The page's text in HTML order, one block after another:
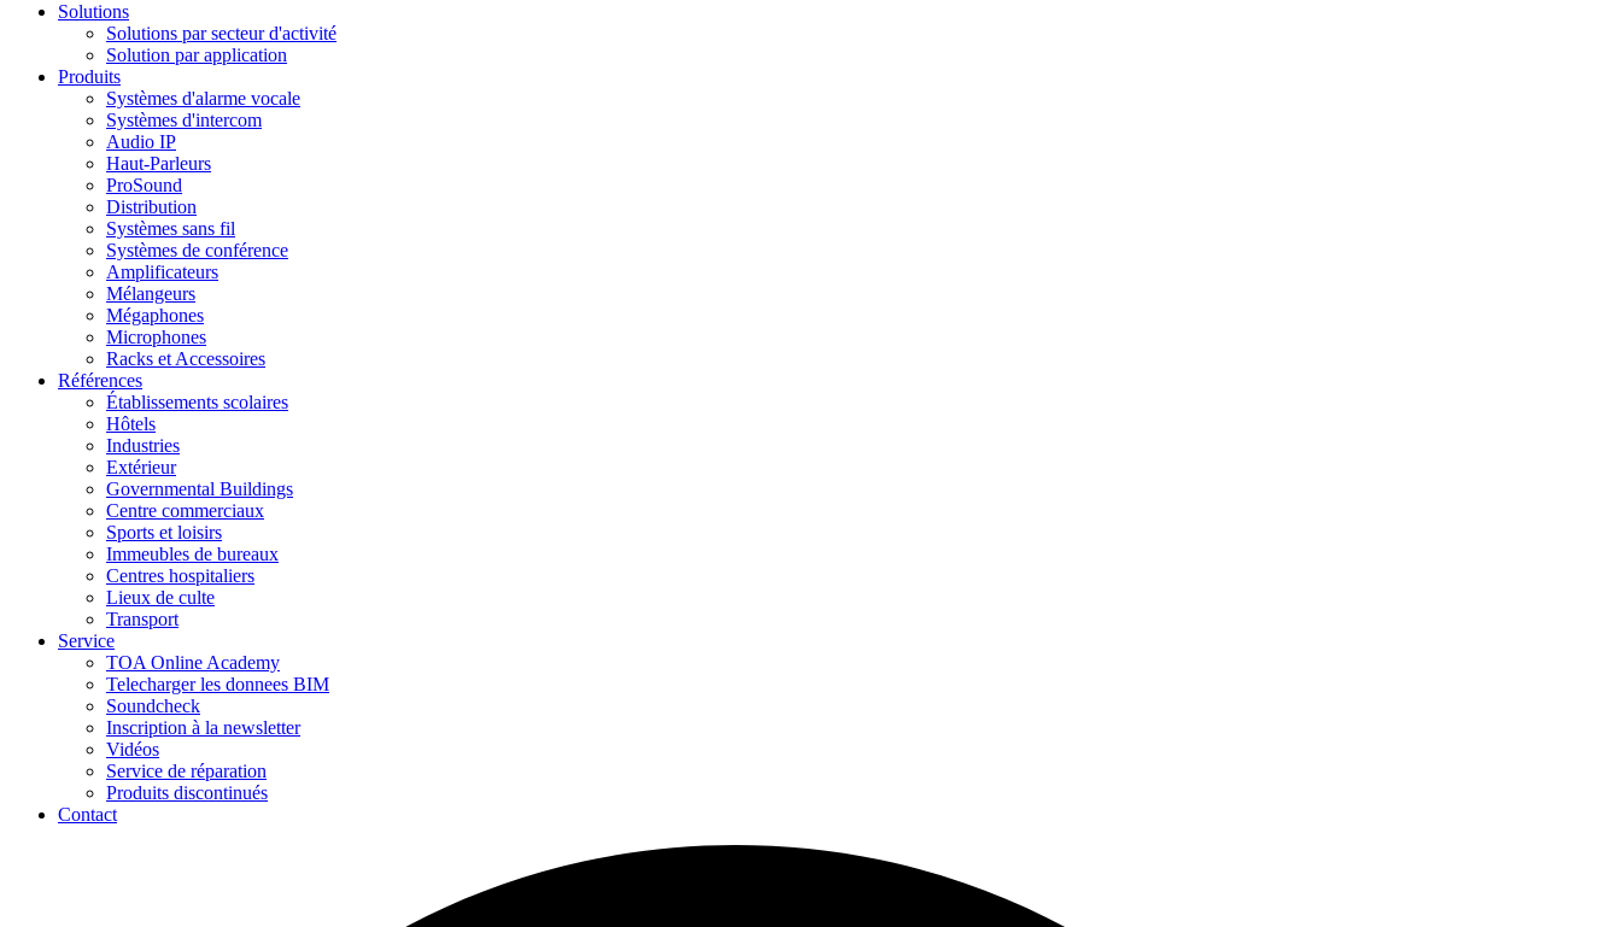
Solutions
Solutions par secteur d'activité
Solution par application
Produits
Systèmes d'alarme vocale
Systèmes d'intercom
Audio IP
Haut-Parleurs
ProSound
Distribution
Systèmes sans fil
Systèmes de conférence
Amplificateurs
Mélangeurs
Mégaphones
Microphones
Racks et Accessoires
Références
Établissements scolaires
Hôtels
Industries
Extérieur
Governmental Buildings
Centre commerciaux
Sports et loisirs
Immeubles de bureaux
Centres hospitaliers
Lieux de culte
Transport
Service
TOA Online Academy
Telecharger les donnees BIM
Soundcheck
Inscription à la newsletter
Vidéos
Service de réparation
Produits discontinués
Contact